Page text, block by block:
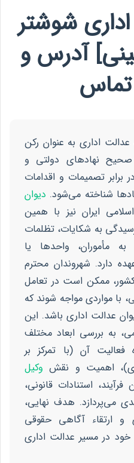
شوشتر
آدرس و
تماس
اداری به عنوان رکن
نهادهای دولتی و
تصمیمات و اقدامات
شناخته می‌شود. دیوان
ایران نیز با همین
به شکایات، تظلمات
مأموران، واحدها یا
دارد. شهروندان محترم
ممکن است در تعامل
با مواردی مواجه شوند که
عدالت اداری باشد. این
به بررسی ابعاد مختلف
فعالیت آن (با تمرکز بر
اهمیت و نقش وکیل
استنادات قانونی،
می‌پردازد. هدف نهایی،
و ارتقاء آگاهی حقوقی
در مسیر عدالت اداری